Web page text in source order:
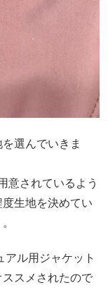
選んでいきま
意されているよう
生地を決めてい
ル用ジャケット
スメされたので